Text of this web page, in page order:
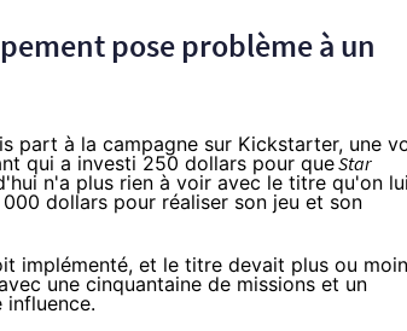
pose problème à un
part à la campagne sur Kickstarter, une
qui a investi 250 dollars pour queStar
n'a plus rien à voir avec le titre qu'on
dollars pour réaliser son jeu et son
implémenté, et le titre devait plus ou
une cinquantaine de missions et un
influence.